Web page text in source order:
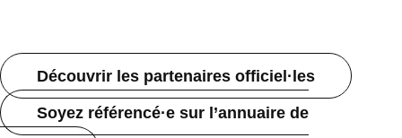
Découvrir les partenaires officiel·les
Soyez référencé·e sur l’annuaire de